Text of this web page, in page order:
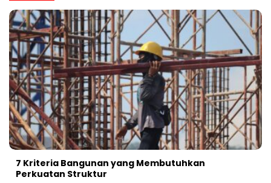
7 Kriteria Bangunan yang Membutuhkan
Perkuatan Struktur